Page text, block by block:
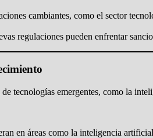
cambiantes, como el sector
regulaciones pueden enfrentar
tecnologías emergentes, como la
en áreas como la inteligencia